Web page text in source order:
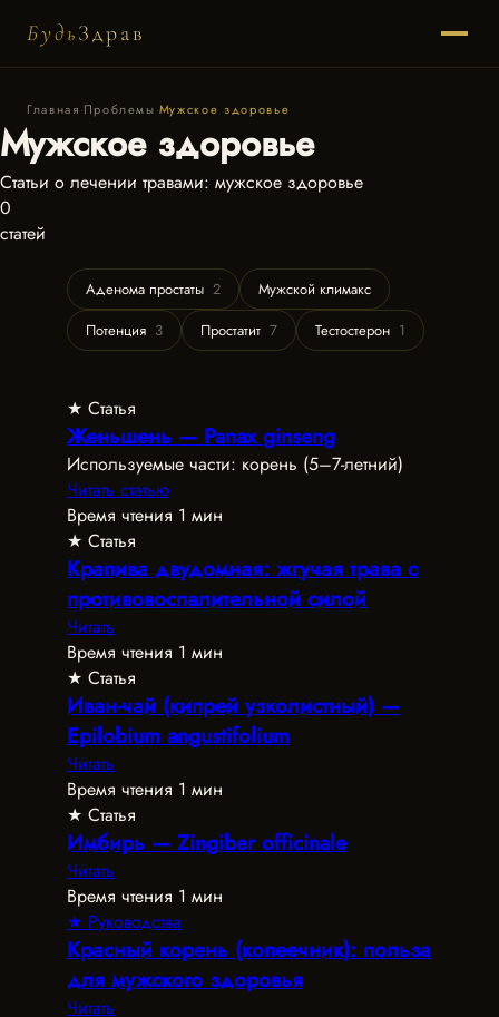
БудьЗдрав
Главная·Проблемы·Мужское здоровье
Мужское здоровье
Статьи о лечении травами: мужское здоровье
0
статей
Аденома простаты 2
Мужской климакс
Потенция 3 Простатит 7 Тестостерон 1
★ Статья
Женьшень — Panax ginseng
Используемые части: корень (5–7-летний)
Читать статью
Время чтения 1 мин
★ Статья
Крапива двудомная: жгучая трава с
противовоспалительной силой
Читать
Время чтения 1 мин
★ Статья
Иван-чай (кипрей узколистный) —
Epilobium angustifolium
Читать
Время чтения 1 мин
★ Статья
Имбирь — Zingiber officinale
Читать
Время чтения 1 мин
★ Руководства
Красный корень (копеечник): польза
для мужского здоровья
Читать